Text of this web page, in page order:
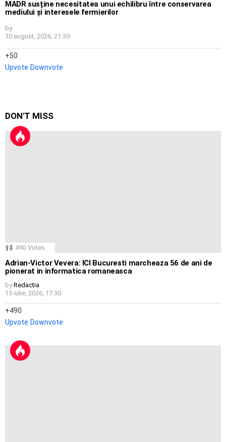
MADR susține necesitatea unui echilibru între conservarea
mediului și interesele fermierilor
by
10 august, 2026, 21:30
50
Upvote Downvote
DON'T MISS
490 Votes
Adrian-Victor Vevera: ICI Bucuresti marcheaza 56 de ani de
pionerat in informatica romaneasca
by Redactia
15 iulie, 2026, 17:30
490
Upvote Downvote